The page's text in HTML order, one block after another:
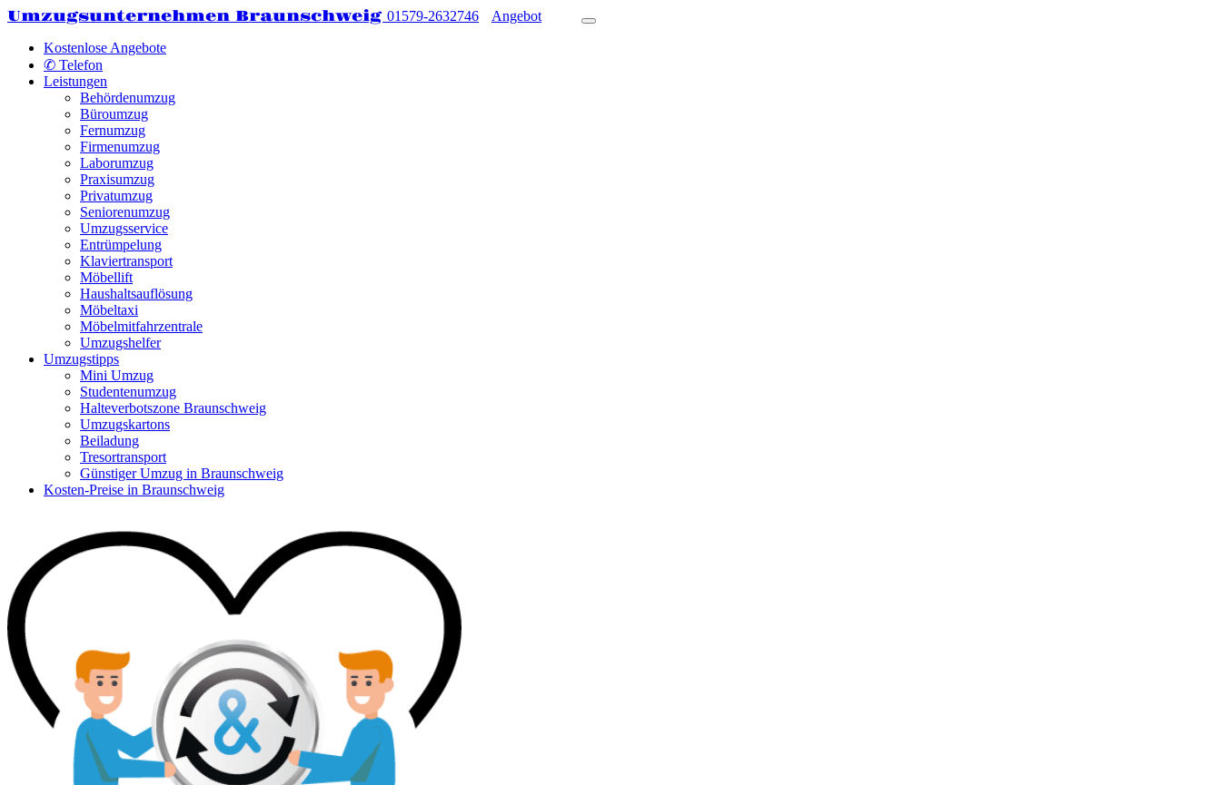
Umzugsunternehmen Braunschweig 01579-2632746 Angebot
Kostenlose Angebote
✆ Telefon
Leistungen
Behördenumzug
Büroumzug
Fernumzug
Firmenumzug
Laborumzug
Praxisumzug
Privatumzug
Seniorenumzug
Umzugsservice
Entrümpelung
Klaviertransport
Möbellift
Haushaltsauflösung
Möbeltaxi
Möbelmitfahrzentrale
Umzugshelfer
Umzugstipps
Mini Umzug
Studentenumzug
Halteverbotszone Braunschweig
Umzugskartons
Beiladung
Tresortransport
Günstiger Umzug in Braunschweig
Kosten-Preise in Braunschweig